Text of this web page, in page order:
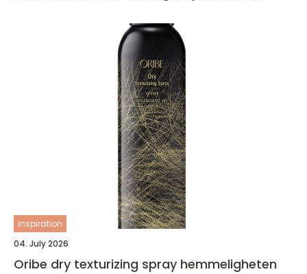
inspiration
04. July 2026
Oribe dry texturizing spray hemmeligheten